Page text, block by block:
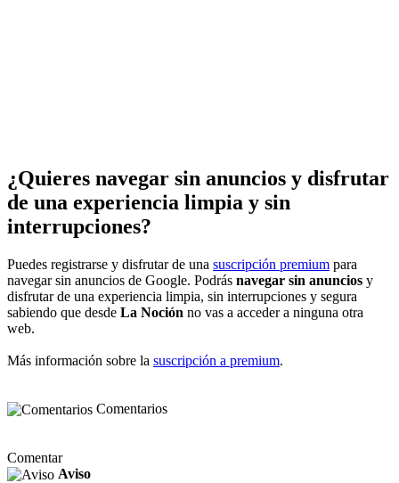
¿Quieres navegar sin anuncios y disfrutar
de una experiencia limpia y sin
interrupciones?
Puedes registrarse y disfrutar de una suscripción premium para
navegar sin anuncios de Google. Podrás navegar sin anuncios y
disfrutar de una experiencia limpia, sin interrupciones y segura
sabiendo que desde La Noción no vas a acceder a ninguna otra
web.
Más información sobre la suscripción a premium.
Comentarios
Comentar
Aviso